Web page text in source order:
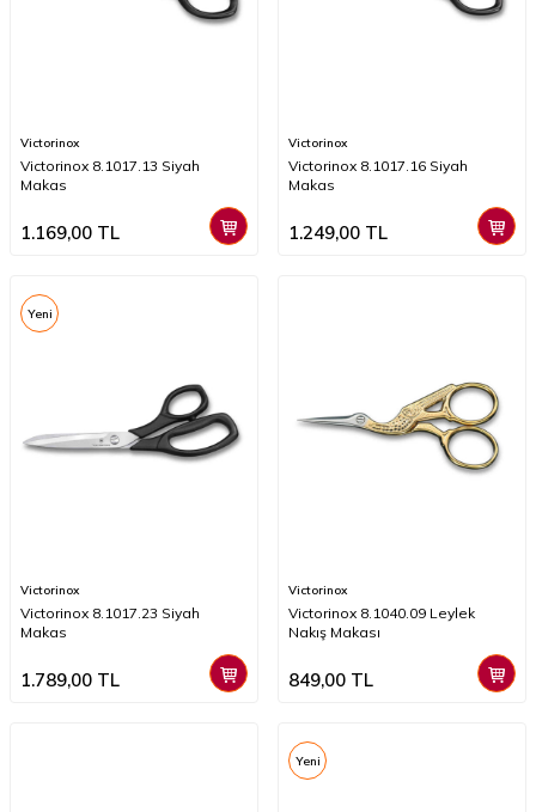
Victorinox
Victorinox 8.1017.13 Siyah
Makas
1.169,00 TL
Victorinox
Victorinox 8.1017.16 Siyah
Makas
1.249,00 TL
Yeni
Victorinox
Victorinox 8.1017.23 Siyah
Makas
1.789,00 TL
Victorinox
Victorinox 8.1040.09 Leylek
Nakış Makası
849,00 TL
Yeni